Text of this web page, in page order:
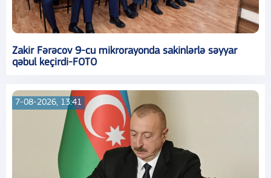
Zakir Fərəcov 9-cu mikrorayonda sakinlərlə səyyar
qəbul keçirdi-FOTO
7-08-2026, 13:41